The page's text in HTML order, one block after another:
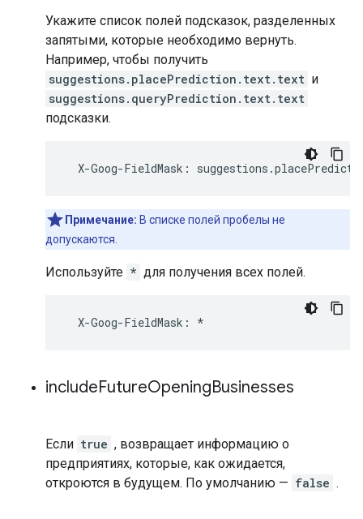
Укажите список полей подсказок, разделенных
запятыми, которые необходимо вернуть.
Например, чтобы получить
suggestions.placePrediction.text.text и
suggestions.queryPrediction.text.text
подсказки.
X-Goog-FieldMask : suggestions .
Примечание: В списке полей пробелы не
допускаются.
Используйте * для получения всех полей.
X-Goog-FieldMask : *
includeFutureOpeningBusinesses
Если true , возвращает информацию о
предприятиях, которые, как ожидается,
откроются в будущем. По умолчанию — false .